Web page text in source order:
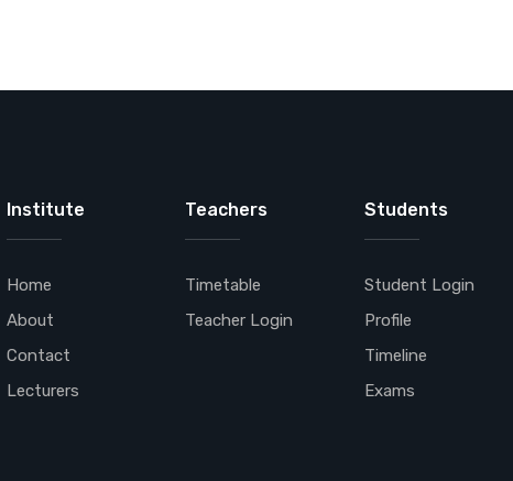
Institute
Home
About
Contact
Lecturers
Teachers
Timetable
Teacher Login
Students
Student Login
Profile
Timeline
Exams